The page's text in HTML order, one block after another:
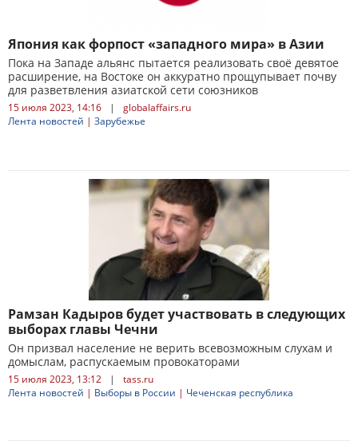
Япония как форпост «западного мира» в Азии
Пока на Западе альянс пытается реализовать своё девятое
расширение, на Востоке он аккуратно прощупывает почву
для разветвления азиатской сети союзников
15 июля 2023, 14:16 |
globalaffairs.ru
Лента новостей | Зарубежье
Рамзан Кадыров будет участвовать в следующих
выборах главы Чечни
Он призвал население не верить всевозможным слухам и
домыслам, распускаемым провокаторами
15 июля 2023, 13:12 |
tass.ru
Лента новостей | Выборы в России | Чеченская республика